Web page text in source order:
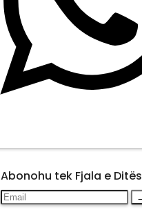
Abonohu tek Fjala e Ditës